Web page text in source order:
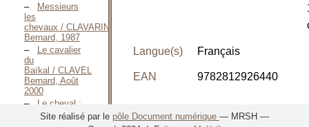
Messieurs
les
chevaux / CLAVARINE
Bernard, 1987
Le cavalier
du
Baïkal / CLAVEL
Bernard, Août
2000
Le cheval :
romans et
nouvelles / Collectif,
Langue(s) Français
EAN 9782812926440
Présentation du contenu
Site réalisé par le pôle Document numérique — MRSH —